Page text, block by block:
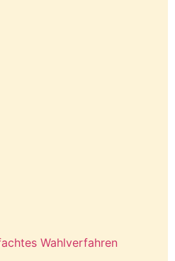
Wahlverfahren